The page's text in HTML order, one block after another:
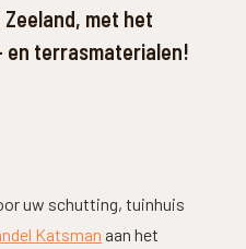
met het
en terrasmaterialen!
uw schutting, tuinhuis
Katsman aan het